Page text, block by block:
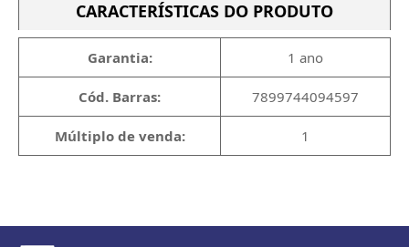
CARACTERÍSTICAS DO PRODUTO
Garantia: 1 ano
Cód. Barras: 7899744094597
Múltiplo de venda: 1